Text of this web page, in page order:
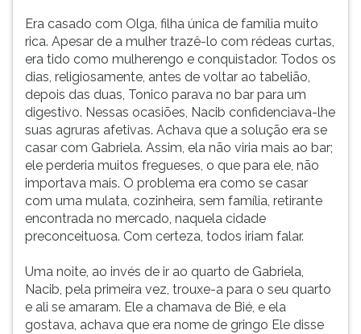
Era casado com Olga, filha única de família muito
rica. Apesar de a mulher trazê-lo com rédeas curtas,
era tido como mulherengo e conquistador. Todos os
dias, religiosamente, antes de voltar ao tabelião,
depois das duas, Tonico parava no bar para um
digestivo. Nessas ocasiões, Nacib confidenciava-lhe
suas agruras afetivas. Achava que a solução era se
casar com Gabriela. Assim, ela não viria mais ao bar;
ele perderia muitos fregueses, o que para ele, não
importava mais. O problema era como se casar
com uma mulata, cozinheira, sem família, retirante
encontrada no mercado, naquela cidade
preconceituosa. Com certeza, todos iriam falar.
Uma noite, ao invés de ir ao quarto de Gabriela,
Nacib, pela primeira vez, trouxe-a para o seu quarto
e ali se amaram. Ele a chamava de Bié, e ela
gostava, achava que era nome de gringo Ele disse